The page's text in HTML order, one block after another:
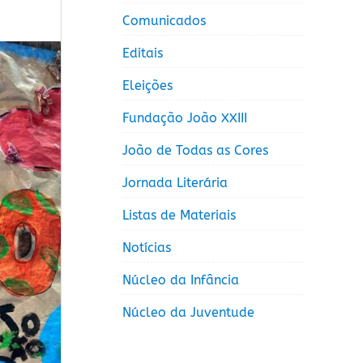
Comunicados
Editais
Eleições
Fundação João XXIII
João de Todas as Cores
Jornada Literária
Listas de Materiais
Notícias
Núcleo da Infância
Núcleo da Juventude